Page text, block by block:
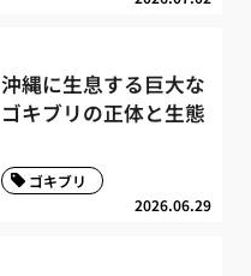
沖縄に生息する巨大な
ゴキブリの正体と生態
2026.06.29
ゴキブリ